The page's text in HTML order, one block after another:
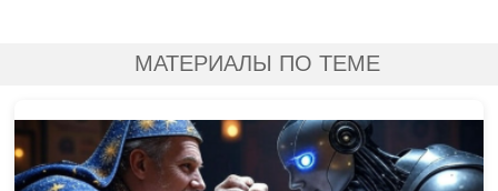
МАТЕРИАЛЫ ПО ТЕМЕ